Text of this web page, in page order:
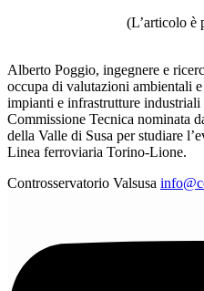
(L’articolo è
Alberto Poggio, ingegnere e
occupa di valutazioni ambientali
impianti e infrastrutture
Commissione Tecnica nominata
della Valle di Susa per studiare
Linea ferroviaria Torino-Lione.
Controsservatorio Valsusa